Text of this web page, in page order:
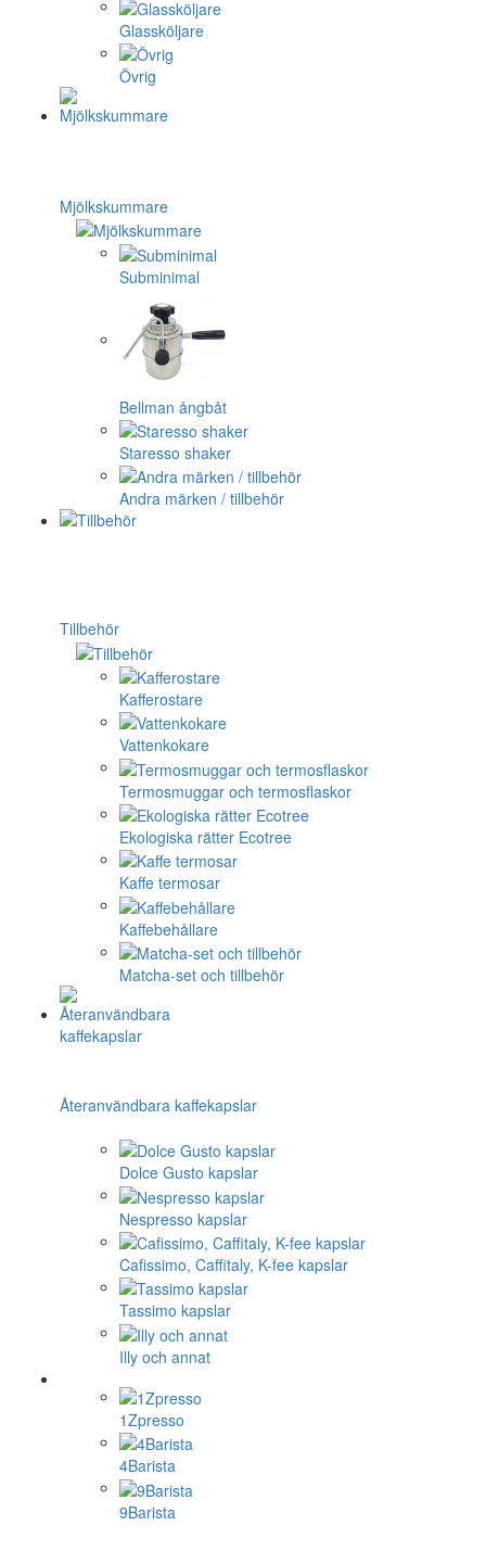
Glassköljare
Övrig
Mjölkskummare
Subminimal
Bellman ångbåt
Staresso shaker
Andra märken / tillbehör
Tillbehör
Kafferostare
Vattenkokare
Termosmuggar och termosflaskor
Ekologiska rätter Ecotree
Kaffe termosar
Kaffebehållare
Matcha-set och tillbehör
Återanvändbara kaffekapslar
Dolce Gusto kapslar
Nespresso kapslar
Cafissimo, Caffitaly, K-fee kapslar
Tassimo kapslar
Illy och annat
1Zpresso
4Barista
9Barista